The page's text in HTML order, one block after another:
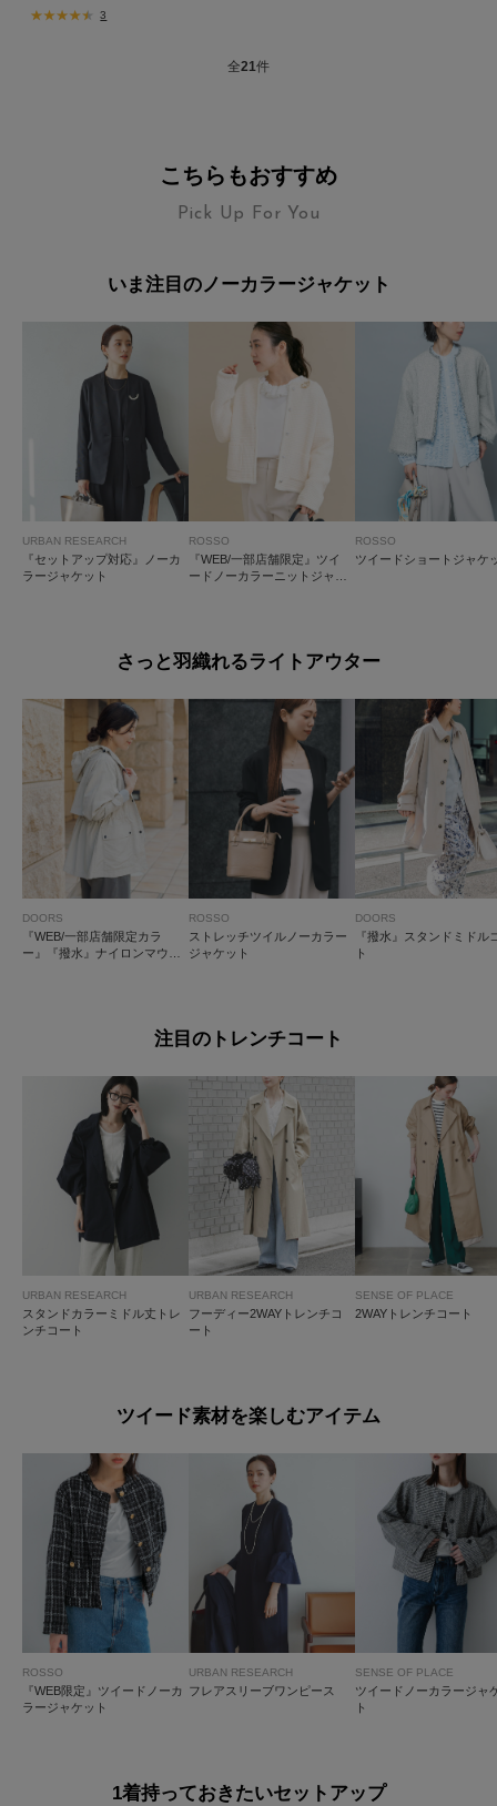
3
全21件
こちらもおすすめ
Pick Up For You
いま注目のノーカラージャケット
URBAN RESEARCH
『セットアップ対応』ノーカ
ラージャケット
ROSSO
『WEB/一部店舗限定』ツイ
ードノーカラーニットジャケ
ROSSO
ツイードショートジャケ
さっと羽織れるライトアウター
DOORS
『WEB/一部店舗限定カラ
ー』『撥水』ナイロンマウン
ROSSO
ストレッチツイルノーカラー
ジャケット
DOORS
『撥水』スタンドミドル
ト
注目のトレンチコート
URBAN RESEARCH
スタンドカラーミドル丈トレ
ンチコート
URBAN RESEARCH
フーディー2WAYトレンチコ
ート
SENSE OF PLACE
2WAYトレンチコート
ツイード素材を楽しむアイテム
ROSSO
『WEB限定』ツイードノーカ
ラージャケット
URBAN RESEARCH
フレアスリーブワンピース
SENSE OF PLACE
ツイードノーカラージャ
ト
1着持っておきたいセットアップ